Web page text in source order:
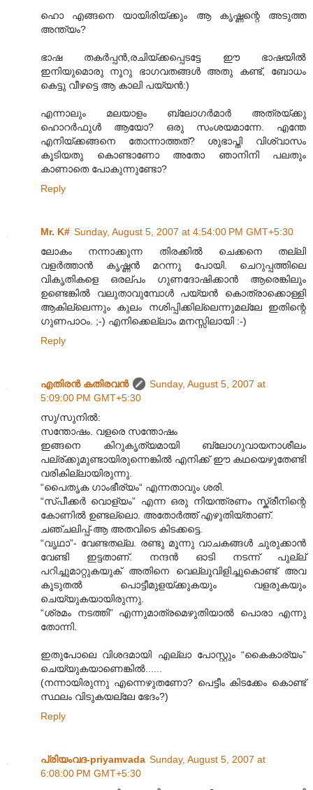
ഹൊ എങ്ങനെ യായിരിയ്ക്കും ആ കൃഷ്ണന്റെ അടുത്ത
അന്ത്യം?
ഭാഷ തകര്‍പ്പന്‍,രചിയ്ക്കപ്പെടട്ടേ ഈ ഭാഷയില്‍
ഇനിയുമൊരു നൂറു ഭാഗവതങ്ങള്‍ അതു കണ്ട്, ബോധം
കെട്ടു വീഴട്ടെ ആ കാലി പയ്യന്‍:)
എന്നാലും മലയാളം ബ്ലോഗര്‍മാര്‍ അത്രയ്ക്കു
ഹൊറര്‍ഫുള്‍ ആയോ? ഒരു സംശയമാന്നേ. എന്തേ
എനിയ്ക്കങ്ങനെ തോന്നാത്തത്? ശുഭാപ്തി വിശ്വാസം
കൂടിയതു കൊണ്ടാണോ അതോ ഞാനിനി പലതും
കാണാതെ പോകുന്നുണ്ടോ?
Reply
Mr. K# Sunday, August 5, 2007 at 4:54:00 PM GMT+5:30
ലോകം നന്നാക്കുന്ന തിരക്കില്‍ ചെക്കനെ തല്ലി
വളര്‍ത്താന്‍ കൃഷ്ണന്‍ മറന്നു പോയി. ചെറുപ്പത്തിലെ
വികൃതികളെ ഒരല്പം ഗുണദോഷിക്കാന്‍ ആരെങ്കിലും
ഉണ്ടെങ്കില്‍ വലുതാവുമ്പോള്‍ പയ്യന്‍ കൊത്രാക്കൊള്ളി
ആകില്ലെന്നും കുലം നശിപ്പിക്കില്ലെന്നുമല്ലേ ഇതിന്റെ
ഗുണപാഠം. ;-) എനിക്കെല്ലാം മനസ്സിലായി :-)
Reply
എതിരന്‍ കതിരവന്‍
Sunday, August 5, 2007 at
5:09:00 PM GMT+5:30
സു/സുനില്‍:
സന്തോഷം. വളരെ സന്തോഷം
ഇങ്ങനെ കിറുകൃത്യമായി ബ്ലോഗുവായനാശീലം
പല്ര്ക്കുമുണ്ടായിരുന്നെങ്കില്‍ എനിക്ക് ഈ കഥയെഴുതേണ്ടി
വരികില്ലായിരുന്നു.
“പൈതൃക ഗാംഭീര്യം“ എന്നതാവും ശരി.
“സ്പീക്കര്‍ വൊള്യം” എന്ന ഒരു നിയന്ത്രണം സ്ക്രീനിന്റെ
കോണില്‍ ഉണ്ടല്ലൊ. അതോര്‍ത്ത് എഴുതിയ്താണ്.
ചഞ്ചലിപ്പ്-ആ അതവിടെ കിടക്കട്ടെ.
“വൃഥാ”- വേണ്ടതല്ല. രണ്ടു മൂന്നു വാചകങ്ങള്‍ ചുരുക്കാന്‍
വേണ്ടി ഇട്ടതാണ്. നന്ദന്‍ ഓടി നടന്ന് പുല്ല്
പറിച്ചുമാറ്റുകയുക് അതിനെ വെല്ലുവിളിച്ചുകൊണ്ട് അവ
കൂടുതല്‍ പൊട്ടീമുളയ്ക്കുകയും വളരുകയും
ചെയ്യുകയായിരുന്നു.
“ശ്രമം നടത്തി” എന്നുമാത്രമെഴുതിയാല്‍ പൊരാ എന്നു
തോന്നി.
ഇതുപോലെ വിശദമായി എല്ലാ പോസ്റ്റും “കൈകാര്യം”
ചെയ്യുകയാണെങ്കില്‍......
(നന്നായിരുന്നു എന്നെഴുതണോ? പെട്ടീം കിടക്കേം കൊണ്ട്
സ്ഥലം വിടുകയല്ലേ ഭേദം?)
Reply
പ്രിയംവദ-priyamvada Sunday, August 5, 2007 at
6:08:00 PM GMT+5:30